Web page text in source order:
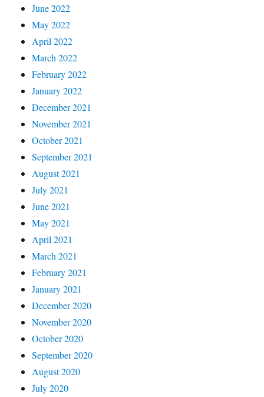
June 2022
May 2022
April 2022
March 2022
February 2022
January 2022
December 2021
November 2021
October 2021
September 2021
August 2021
July 2021
June 2021
May 2021
April 2021
March 2021
February 2021
January 2021
December 2020
November 2020
October 2020
September 2020
August 2020
July 2020